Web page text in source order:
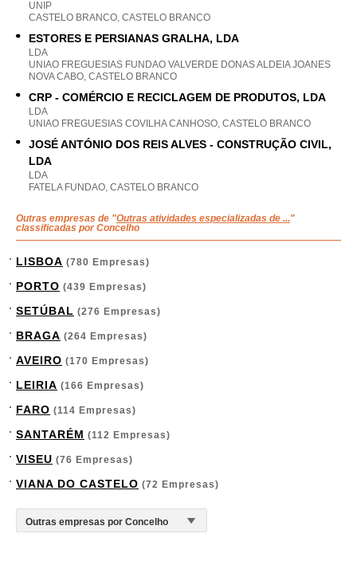
UNIP
CASTELO BRANCO, CASTELO BRANCO
ESTORES E PERSIANAS GRALHA, LDA
LDA
UNIAO FREGUESIAS FUNDAO VALVERDE DONAS ALDEIA JOANES
NOVA CABO, CASTELO BRANCO
CRP - COMÉRCIO E RECICLAGEM DE PRODUTOS, LDA
LDA
UNIAO FREGUESIAS COVILHA CANHOSO, CASTELO BRANCO
JOSÉ ANTÓNIO DOS REIS ALVES - CONSTRUÇÃO CIVIL,
LDA
LDA
FATELA FUNDAO, CASTELO BRANCO
Outras empresas de "Outras atividades especializadas de ..."
classificadas por Concelho
LISBOA (780 Empresas)
PORTO (439 Empresas)
SETÚBAL (276 Empresas)
BRAGA (264 Empresas)
AVEIRO (170 Empresas)
LEIRIA (166 Empresas)
FARO (114 Empresas)
SANTARÉM (112 Empresas)
VISEU (76 Empresas)
VIANA DO CASTELO (72 Empresas)